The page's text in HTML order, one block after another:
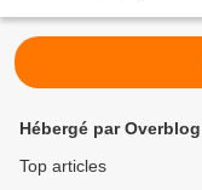
Hébergé par Overblog
Top articles